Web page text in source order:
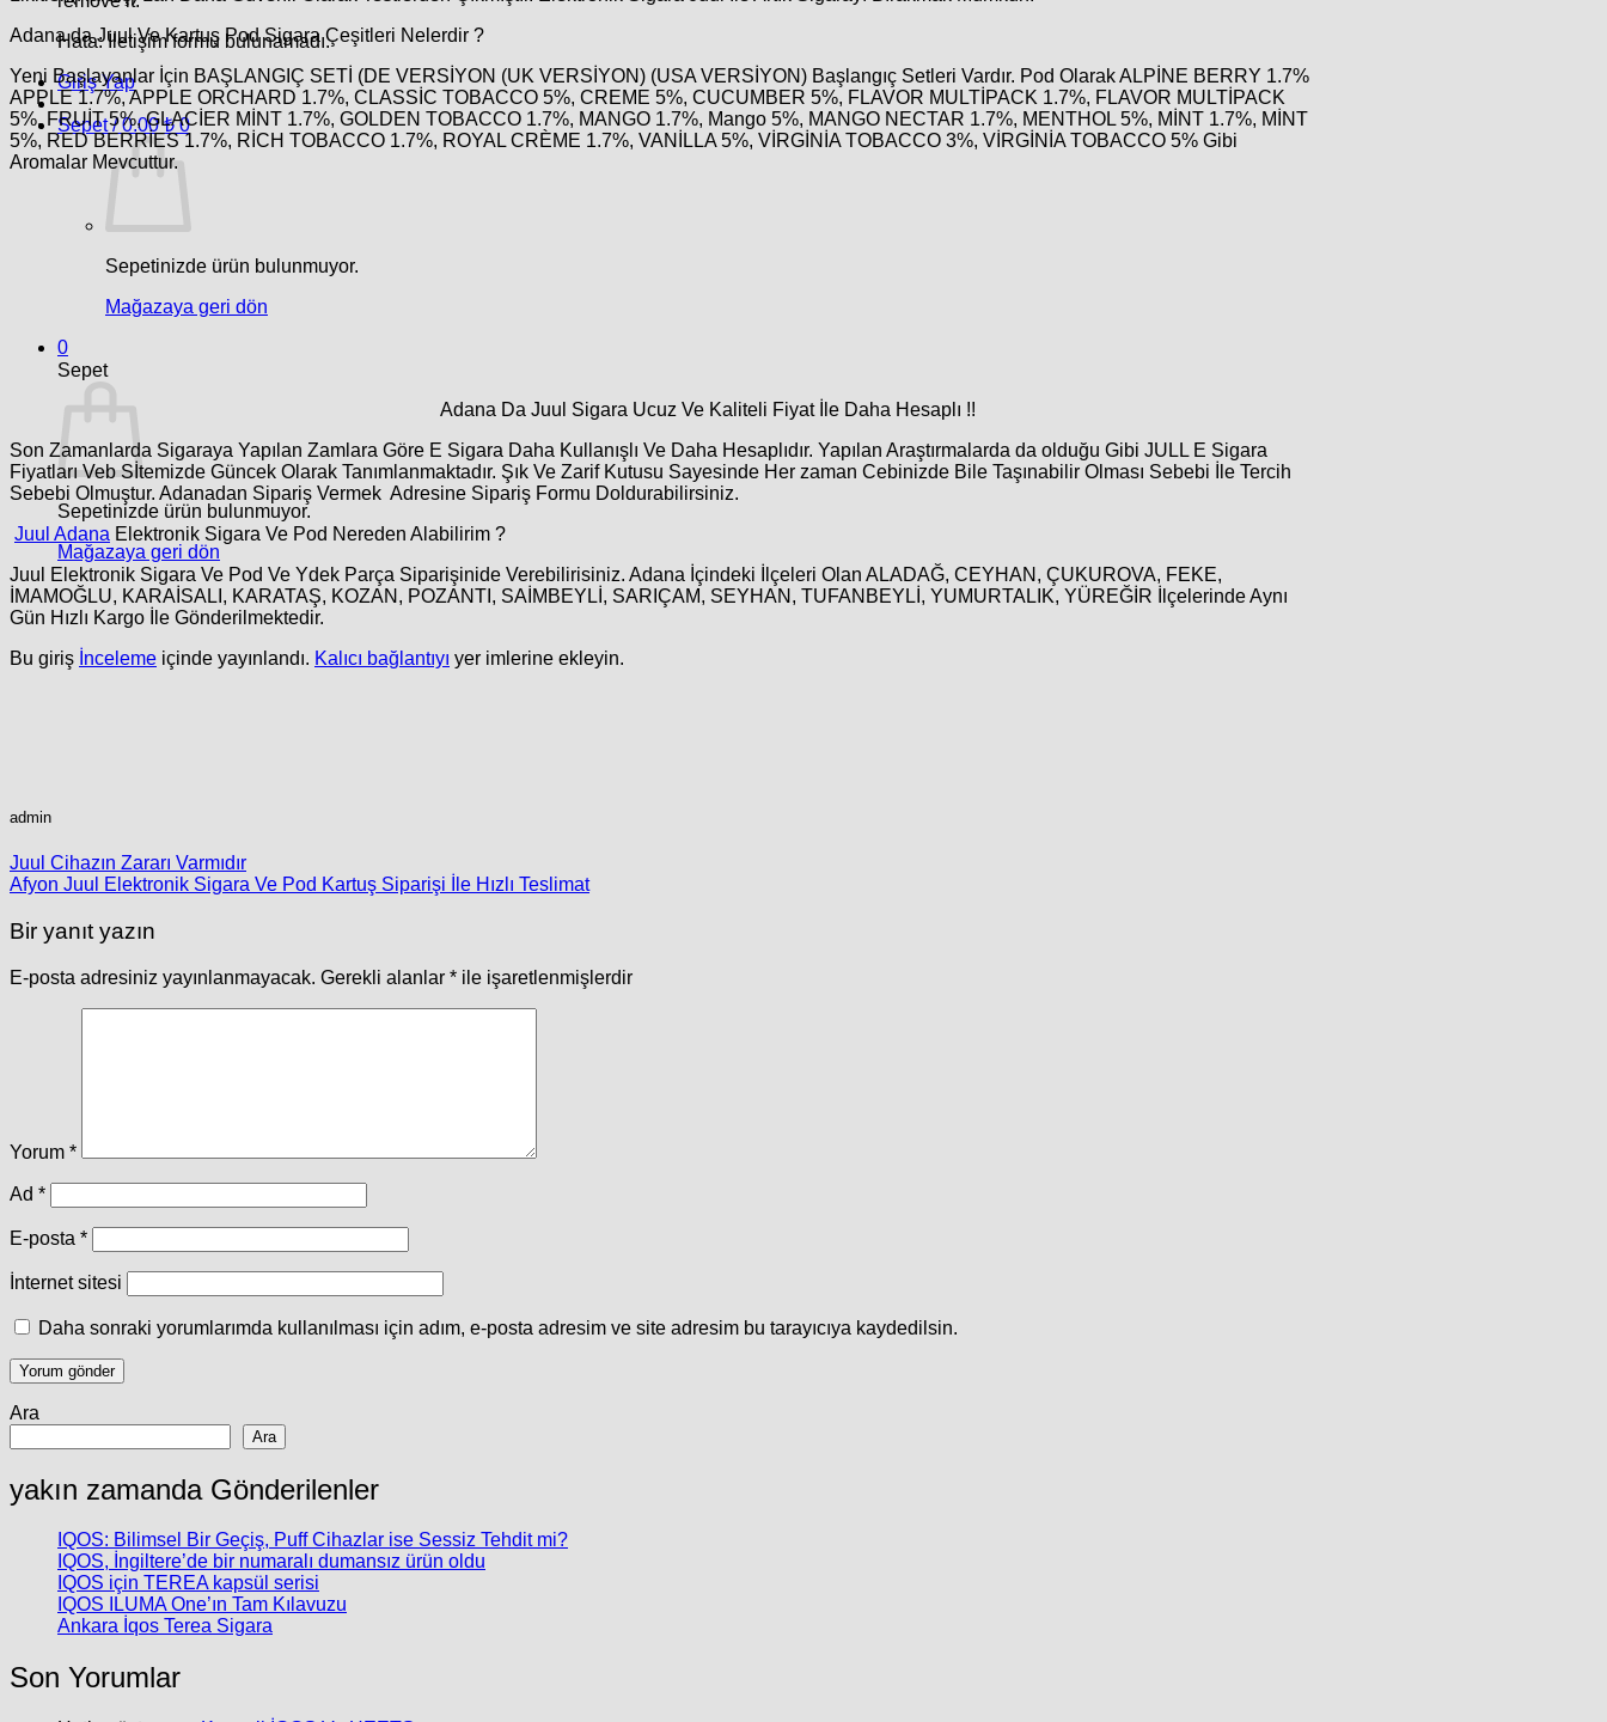
Hata:İletişim formu bulunamadı.
Giriş Yap
Sepet /0.00₺ 0
Sepetinizde ürün bulunmuyor.
Mağazaya geri dön
0
Sepet
Sepetinizde ürün bulunmuyor.
Mağazaya geri dön
Adana da Juul Ve Kartuş Pod Sigara Çeşitleri Nelerdir ?
Yeni Başlayanlar İçin BAŞLANGIÇ SETİ (DE VERSİYON (UK VERSİYON) (USA VERSİYON) Başlangıç Setleri Vardır. Pod Olarak ALPİNE BERRY 1.7%
APPLE 1.7%, APPLE ORCHARD 1.7%, CLASSİC TOBACCO 5%, CREME 5%, CUCUMBER 5%, FLAVOR MULTİPACK 1.7%, FLAVOR MULTİPACK
5%, FRUİT 5%, GLACİER MİNT 1.7%, GOLDEN TOBACCO 1.7%, MANGO 1.7%, Mango 5%, MANGO NECTAR 1.7%, MENTHOL 5%, MİNT 1.7%, MİNT
5%, RED BERRİES 1.7%, RİCH TOBACCO 1.7%, ROYAL CRÈME 1.7%, VANİLLA 5%, VİRGİNİA TOBACCO 3%, VİRGİNİA TOBACCO 5% Gibi
Aromalar Mevcuttur.
Adana Da Juul Sigara Ucuz Ve Kaliteli Fiyat İle Daha Hesaplı !!
Son Zamanlarda Sigaraya Yapılan Zamlara Göre E Sigara Daha Kullanışlı Ve Daha Hesaplıdır. Yapılan Araştırmalarda da olduğu Gibi JULL E Sigara
Fiyatları Veb Sİtemizde Güncek Olarak Tanımlanmaktadır. Şık Ve Zarif Kutusu Sayesinde Her zaman Cebinizde Bile Taşınabilir Olması Sebebi İle Tercih
Sebebi Olmuştur. Adanadan Sipariş Vermek Adresine Sipariş Formu Doldurabilirsiniz.
Juul Adana Elektronik Sigara Ve Pod Nereden Alabilirim ?
Juul Elektronik Sigara Ve Pod Ve Ydek Parça Siparişinide Verebilirisiniz. Adana İçindeki İlçeleri Olan ALADAĞ, CEYHAN, ÇUKUROVA, FEKE,
İMAMOĞLU, KARAİSALI, KARATAŞ, KOZAN, POZANTI, SAİMBEYLİ, SARIÇAM, SEYHAN, TUFANBEYLİ, YUMURTALIK, YÜREĞİR İlçelerinde Aynı
Gün Hızlı Kargo İle Gönderilmektedir.
Bu giriş İnceleme içinde yayınlandı. Kalıcı bağlantıyı yer imlerine ekleyin.
admin
Juul Cihazın Zararı Varmıdır
Afyon Juul Elektronik Sigara Ve Pod Kartuş Siparişi İle Hızlı Teslimat
Bir yanıt yazın
E-posta adresiniz yayınlanmayacak. Gerekli alanlar * ile işaretlenmişlerdir
Yorum *
Ad *
E-posta *
İnternet sitesi
Daha sonraki yorumlarımda kullanılması için adım, e-posta adresim ve site adresim bu tarayıcıya kaydedilsin.
Ara
Ara
yakın zamanda Gönderilenler
IQOS: Bilimsel Bir Geçiş, Puff Cihazlar ise Sessiz Tehdit mi?
IQOS, İngiltere’de bir numaralı dumansız ürün oldu
IQOS için TEREA kapsül serisi
IQOS ILUMA One’ın Tam Kılavuzu
Ankara İqos Terea Sigara
Son Yorumlar